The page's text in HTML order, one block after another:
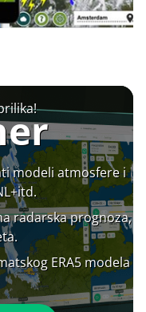
modeli atmosfere i
radarska prognoza,
ERA5 modela